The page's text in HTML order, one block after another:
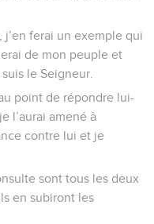
ferai un exemple qui
de mon peuple et
le Seigneur.
point de répondre lui-
l’aurai amené à
contre lui et je
sont tous les deux
en subiront les